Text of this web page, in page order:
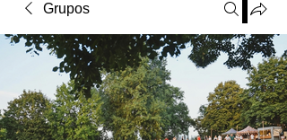
Grupos